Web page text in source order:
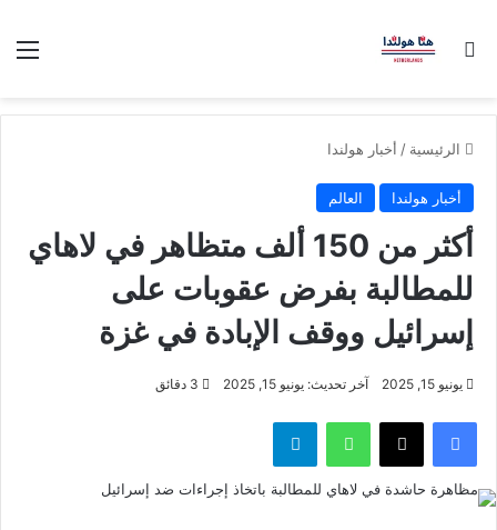
بحث عن
الرئيسية / أخبار هولندا
أخبار هولندا العالم
أكثر من 150 ألف متظاهر في لاهاي
للمطالبة بفرض عقوبات على
إسرائيل ووقف الإبادة في غزة
يونيو 15, 2025 آخر تحديث: يونيو 15, 2025
فيسبوك ‫X واتساب تيلقرام